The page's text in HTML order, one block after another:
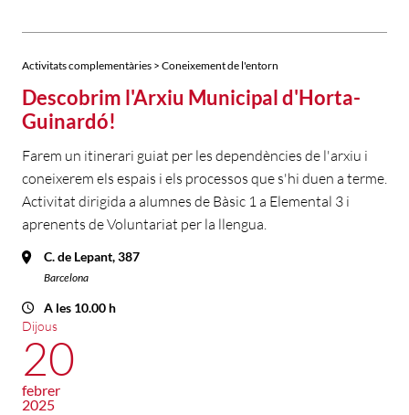
Activitats complementàries > Coneixement de l'entorn
Descobrim l'Arxiu Municipal d'Horta-
Guinardó!
Farem un itinerari guiat per les dependències de l'arxiu i
coneixerem els espais i els processos que s'hi duen a terme.
Activitat dirigida a alumnes de Bàsic 1 a Elemental 3 i
aprenents de Voluntariat per la llengua.
C. de Lepant, 387
Barcelona
A les 10.00 h
Dijous
20
febrer
2025